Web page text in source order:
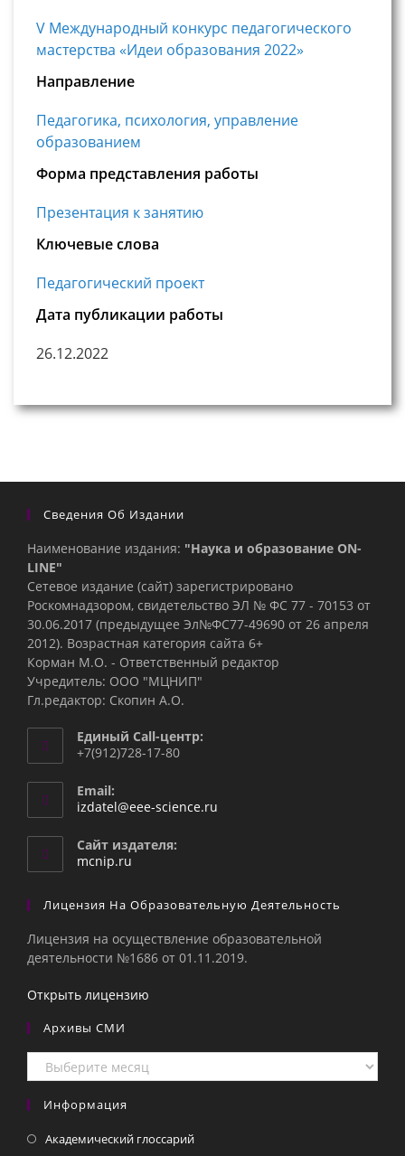
V Международный конкурс педагогического
мастерства «Идеи образования 2022»
Направление
Педагогика, психология, управление
образованием
Форма представления работы
Презентация к занятию
Ключевые слова
Педагогический проект
Дата публикации работы
26.12.2022
Сведения Об Издании
Наименование издания: "Наука и образование ON-
LINE"
Сетевое издание (сайт) зарегистрировано
Роскомнадзором, свидетельство ЭЛ № ФС 77 - 70153 от
30.06.2017 (предыдущее Эл№ФC77-49690 от 26 апреля
2012). Возрастная категория сайта 6+
Корман М.О. - Ответственный редактор
Учредитель: ООО "МЦНИП"
Гл.редактор: Скопин А.О.
Единый Call-центр:
+7(912)728-17-80
Email:
izdatel@eee-science.ru
Сайт издателя:
mcnip.ru
Лицензия На Образовательную Деятельность
Лицензия на осуществление образовательной
деятельности №1686 от 01.11.2019.
Открыть лицензию
Архивы СМИ
Архивы
СМИ
Информация
Академический глоссарий